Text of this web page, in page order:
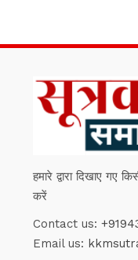
हमारे द्वारा दिखाए गए
करें
Contact us:
Email us: